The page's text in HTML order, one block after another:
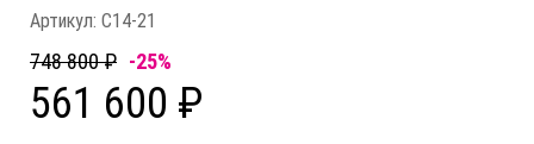
Артикул: С14-21
748 800 ₽ -25%
561 600 ₽